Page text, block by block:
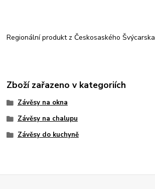
Regionální produkt z Českosaského Švýcarska
Zboží zařazeno v kategoriích
Závěsy na okna
Závěsy na chalupu
Závěsy do kuchyně